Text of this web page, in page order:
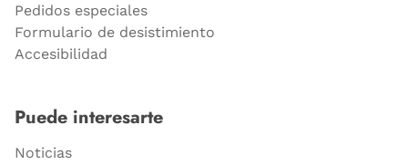
Pedidos especiales
Formulario de desistimiento
Accesibilidad
Puede interesarte
Noticias